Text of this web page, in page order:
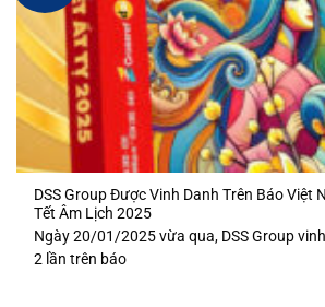
DSS Group Được Vinh Danh Trên Báo Việt
Tết Âm Lịch 2025
Ngày 20/01/2025 vừa qua, DSS Group
2 lần trên báo